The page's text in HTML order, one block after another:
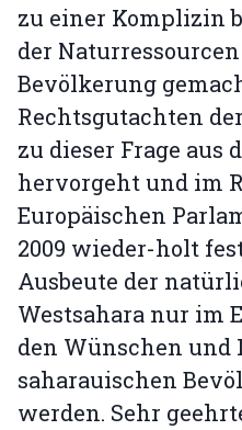
zu einer Komplizin
der
Bevölkerung
Rechtsgutachten
zu dieser Frage aus
hervorgeht und im
Europäischen
2009 wieder-holt
Ausbeute der
Westsahara nur im
den Wünschen und
saharauischen
werden. Sehr